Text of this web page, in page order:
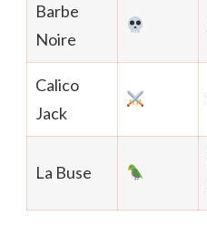
Barbe
Noire
Calico
Jack
La Buse